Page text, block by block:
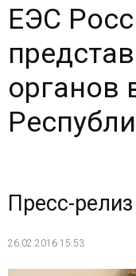
ЕЭС
органов
Пресс-релиз
26.02.2016 15:53